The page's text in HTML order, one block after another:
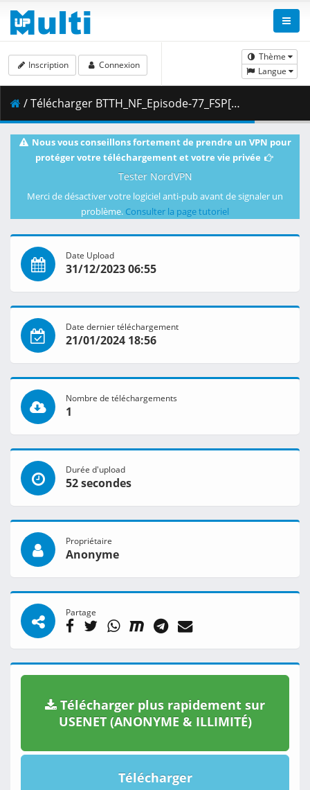
Thème
Langue
Inscription Connexion
/ Télécharger BTTH_NF_Episode-77_FSP[4K].mkv.001 ( 465.31 MB )
Nous vous conseillons fortement de prendre un VPN pour
protéger votre téléchargement et votre vie privée
Tester NordVPN
Merci de désactiver votre logiciel anti-pub avant de signaler un
problème. Consulter la page tutoriel
Date Upload
31/12/2023 06:55
Date dernier téléchargement
21/01/2024 18:56
Nombre de téléchargements
1
Durée d'upload
52 secondes
Propriétaire
Anonyme
Partage
Télécharger plus rapidement sur
USENET (ANONYME & ILLIMITÉ)
Télécharger